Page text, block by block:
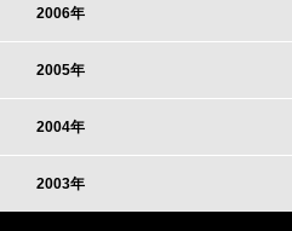
2006年
2005年
2004年
2003年